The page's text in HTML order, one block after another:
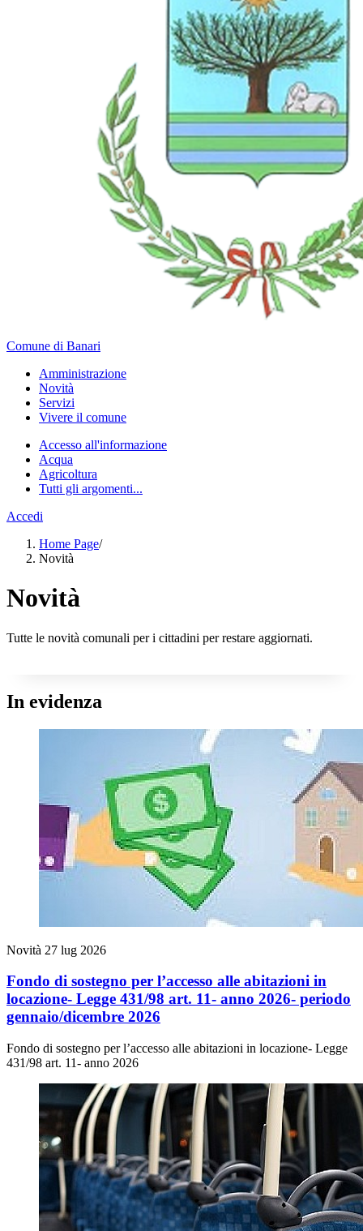
Comune di Banari
Amministrazione
Novità
Servizi
Vivere il comune
Accesso all'informazione
Acqua
Agricoltura
Tutti gli argomenti...
Accedi
Home Page/
Novità
Novità
Tutte le novità comunali per i cittadini per restare aggiornati.
In evidenza
Novità 27 lug 2026
Fondo di sostegno per l’accesso alle abitazioni in
locazione- Legge 431/98 art. 11- anno 2026- periodo
gennaio/dicembre 2026
Fondo di sostegno per l’accesso alle abitazioni in locazione- Legge
431/98 art. 11- anno 2026